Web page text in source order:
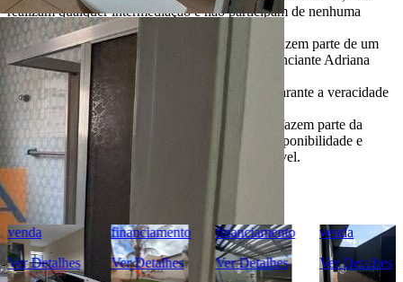
realizam qualquer intermediação e não participam de nenhuma
negociação dos imóveis anunciados.
Todas as informações e imagens deste anúncio fazem parte de um
anúncio publicitário e foram fornecidas pelo anunciante Adriana
Martins De Andrade.
OPortal Casa Bauru não tem controle e não garante a veracidade
destas informações.
Móveis e demais objetos exibidos nas fotos não fazem parte da
oferta. Contate o anunciante para confirmar a disponibilidade e
condições detalhadas para negociação deste imóvel.
Imóveis Similares
financiamento
Ver Detalhes
financiamento
Ver Detalhes
venda
Ver Detalhes
financiamento
Ver Detalhes